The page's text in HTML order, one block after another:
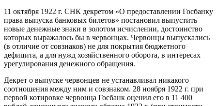
11 октября 1922 г. СНК декретом «О предоставлении Госбанку
права выпуска банковых билетов» постановил выпустить
новые денежные знаки в золотом исчислении, достоинство
которых выражалось бы в червонцах. Червонцы выпускались
(в отличие от совзнаков) не для покрытия бюджетного
дефицита, а для нужд хозяйственного оборота, в интересах
урегулирования денежного обращения.
Декрет о выпуске червонцев не устанавливал никакого
соотношения между ним и совзнаком. 28 ноября 1922 г. при
первой котировке червонца Госбанк оценил его в 11 400